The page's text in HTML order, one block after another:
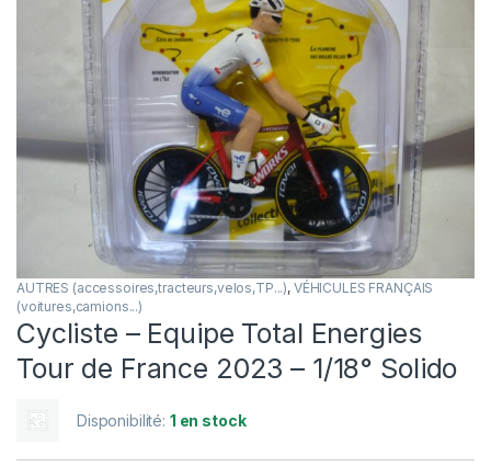
AUTRES (accessoires,tracteurs,velos,TP...), VÉHICULES FRANÇAIS
(voitures,camions...)
Cycliste – Equipe Total Energies
Tour de France 2023 – 1/18° Solido
Disponibilité: 1 en stock